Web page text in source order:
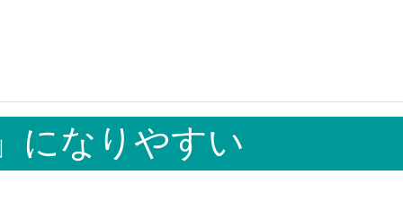
になりやすい